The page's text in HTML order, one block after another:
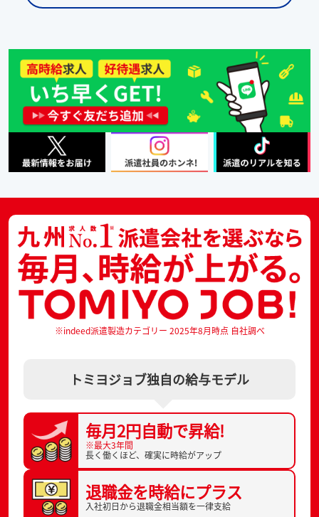
※indeed派遣製造カテゴリー 2025年8月時点 自社調べ
トミヨジョブ独自の給与モデル
毎月2円自動で昇給!
※最大3年間
長く働くほど、 確実に時給がアップ
退職金を時給にプラス
入社初日から退職金相当額を一律支給